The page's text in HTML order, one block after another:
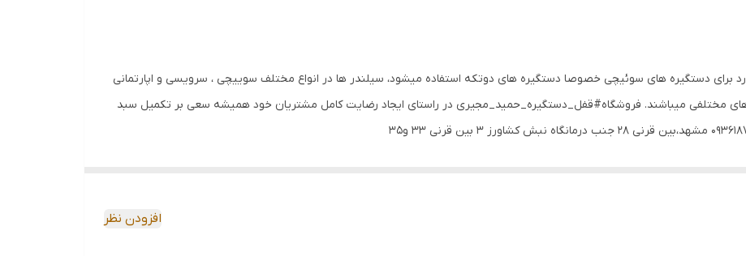
برای دستگیره های سوئیچی خصوصا دستگیره های دوتکه استفاده میشود، سیلندر ها در انواع مختلف سوییچی ، سرویسی و اپارتمانی
مختلفی میباشند. فروشگاه#قفل_دستگیره_حمید_مجیری در راستای ایجاد رضایت کامل مشتریان خود همیشه سعی بر تکمیل سبد
افزودن نظر